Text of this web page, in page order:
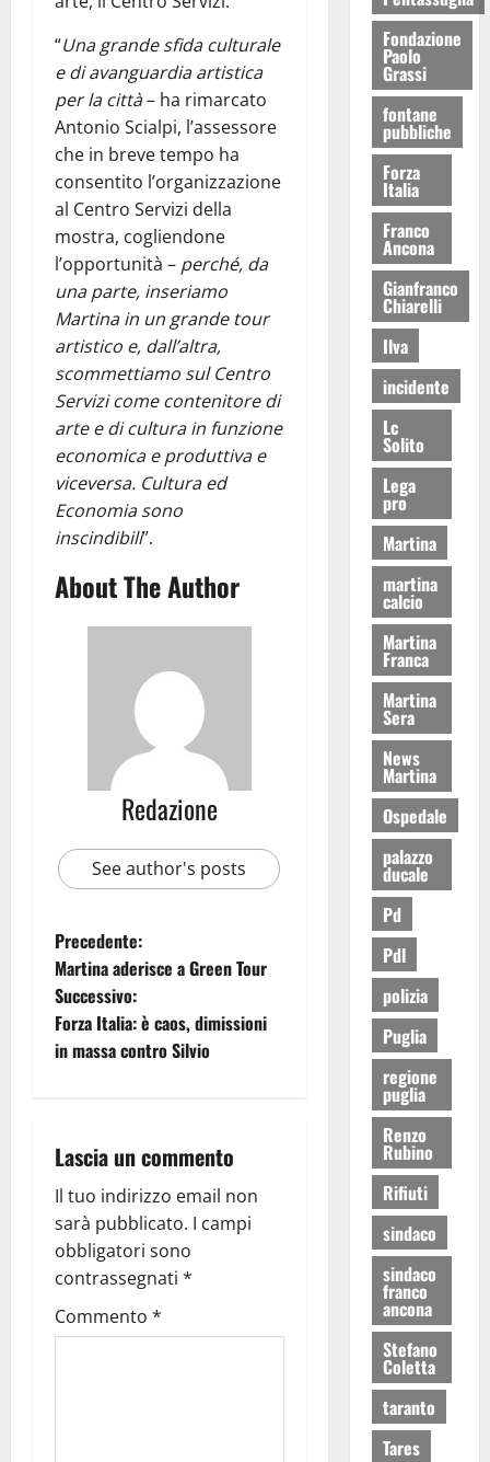
“Una grande sfida culturale
e di avanguardia artistica
per la città– ha rimarcato
Antonio Scialpi, l’assessore
che in breve tempo ha
consentito l’organizzazione
al Centro Servizi della
mostra, cogliendone
l’opportunità – perché, da
una parte, inseriamo
Martina in un grande tour
artistico e, dall’altra,
scommettiamo sul Centro
Servizi come contenitore di
arte e di cultura in funzione
economica e produttiva e
viceversa. Cultura ed
Economia sono
inscindibili”.
About The Author
Redazione
See author's posts
Precedente:
Martina aderisce a Green Tour
Successivo:
Forza Italia: è caos, dimissioni
in massa contro Silvio
Lascia un commento
Il tuo indirizzo email non
sarà pubblicato. I campi
obbligatori sono
contrassegnati *
Commento *
Fondazione
Paolo
Grassi
fontane
pubbliche
Forza
Italia
Franco
Ancona
Gianfranco
Chiarelli
Ilva
incidente
Lc
Solito
Lega
pro
Martina
martina
calcio
Martina
Franca
Martina
Sera
News
Martina
Ospedale
palazzo
ducale
Pd
Pdl
polizia
Puglia
regione
puglia
Renzo
Rubino
Rifiuti
sindaco
sindaco
franco
ancona
Stefano
Coletta
taranto
Tares